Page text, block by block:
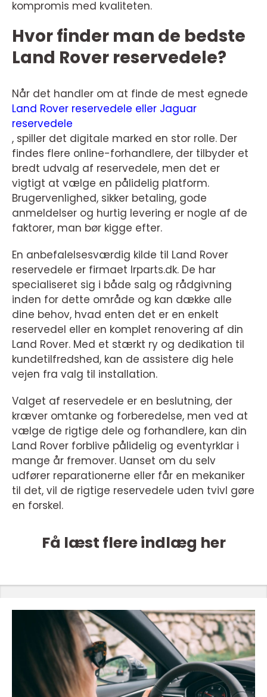
kompromis med kvaliteten.
Hvor finder man de bedste
Land Rover reservedele?
Når det handler om at finde de mest egnede
Land Rover reservedele eller Jaguar
reservedele
, spiller det digitale marked en stor rolle. Der
findes flere online-forhandlere, der tilbyder et
bredt udvalg af reservedele, men det er
vigtigt at vælge en pålidelig platform.
Brugervenlighed, sikker betaling, gode
anmeldelser og hurtig levering er nogle af de
faktorer, man bør kigge efter.
En anbefalelsesværdig kilde til Land Rover
reservedele er firmaet lrparts.dk. De har
specialiseret sig i både salg og rådgivning
inden for dette område og kan dække alle
dine behov, hvad enten det er en enkelt
reservedel eller en komplet renovering af din
Land Rover. Med et stærkt ry og dedikation til
kundetilfredshed, kan de assistere dig hele
vejen fra valg til installation.
Valget af reservedele er en beslutning, der
kræver omtanke og forberedelse, men ved at
vælge de rigtige dele og forhandlere, kan din
Land Rover forblive pålidelig og eventyrklar i
mange år fremover. Uanset om du selv
udfører reparationerne eller får en mekaniker
til det, vil de rigtige reservedele uden tvivl gøre
en forskel.
Få læst flere indlæg her